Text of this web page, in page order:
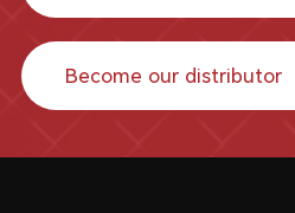
Become our distributor